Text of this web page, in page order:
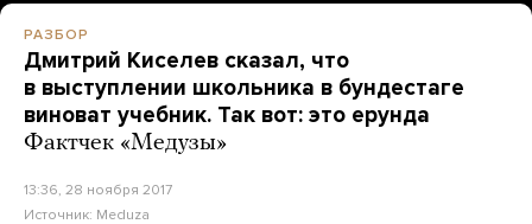
РАЗБОР
Дмитрий Киселев сказал, что
в выступлении школьника в бундестаге
виноват учебник. Так вот: это ерунда
Фактчек «Медузы»
13:36, 28 ноября 2017
Источник: Meduza